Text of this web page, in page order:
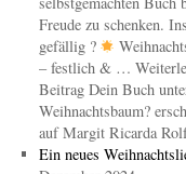
Freude zu schenken.
gefällig ?
– festlich & …
Beitrag Dein Buch
Weihnachtsbaum?
auf Margit Ricarda
Ein neues